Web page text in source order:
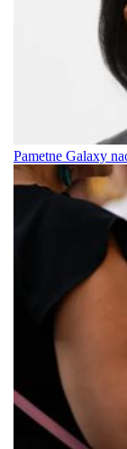
Pametne Galaxy